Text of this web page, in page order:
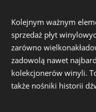
Kolejnym ważnym
sprzedaż płyt
zarówno
zadowolą nawet
kolekcjonerów winyli.
także nośniki historii